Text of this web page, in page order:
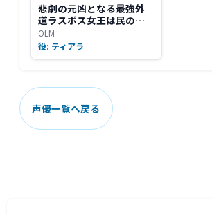
悲劇の元凶となる最強外
道ラスボス女王は民の為
に尽くします。Season2
OLM
役: ティアラ
声優一覧へ戻る